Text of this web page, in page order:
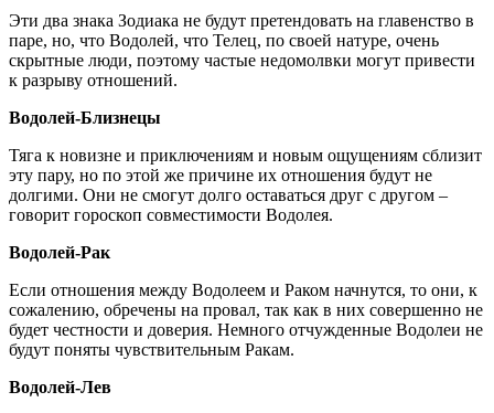
Эти два знака Зодиака не будут претендовать на главенство в
паре, но, что Водолей, что Телец, по своей натуре, очень
скрытные люди, поэтому частые недомолвки могут привести
к разрыву отношений.
Водолей-Близнецы
Тяга к новизне и приключениям и новым ощущениям сблизит
эту пару, но по этой же причине их отношения будут не
долгими. Они не смогут долго оставаться друг с другом –
говорит гороскоп совместимости Водолея.
Водолей-Рак
Если отношения между Водолеем и Раком начнутся, то они, к
сожалению, обречены на провал, так как в них совершенно не
будет честности и доверия. Немного отчужденные Водолеи не
будут поняты чувствительным Ракам.
Водолей-Лев